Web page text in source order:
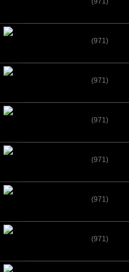
(971)
(971)
(971)
(971)
(971)
(971)